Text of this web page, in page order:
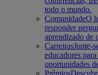
todo o mundo.
ComunidadeO
responder
aprendizado de
CarreirasJunte-
educadores
oportunidades
Prêmios